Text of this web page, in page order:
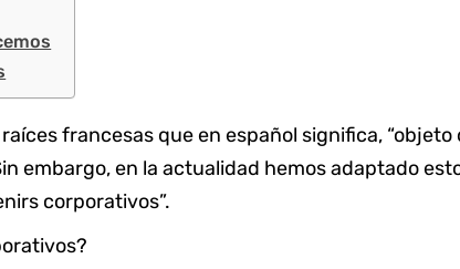
francesas que en español significa,
embargo, en la actualidad hemos adaptado
corporativos”.